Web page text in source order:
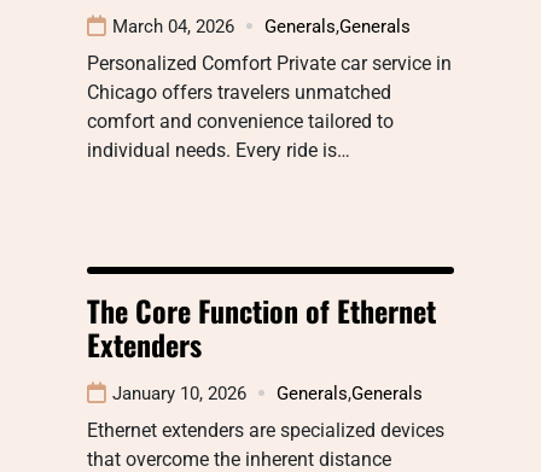
March 04, 2026 Generals,Generals
Personalized Comfort Private car service in
Chicago offers travelers unmatched
comfort and convenience tailored to
individual needs. Every ride is…
The Core Function of Ethernet
Extenders
January 10, 2026 Generals,Generals
Ethernet extenders are specialized devices
that overcome the inherent distance